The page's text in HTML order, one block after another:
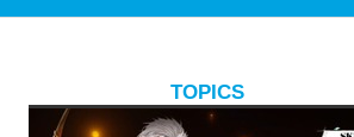
TOPICS